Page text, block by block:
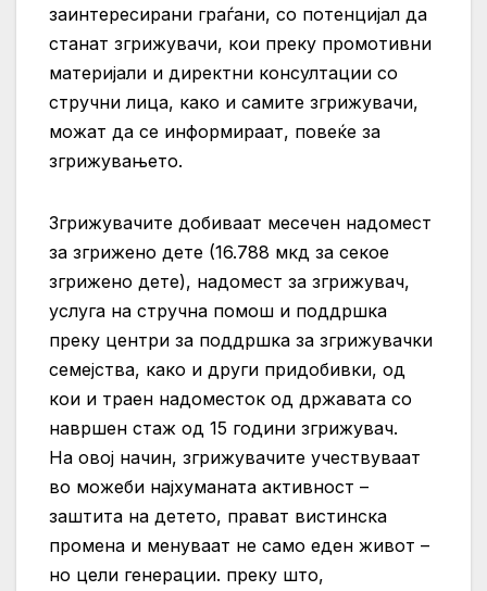
заинтересирани граѓани, со потенцијал да
станат згрижувачи, кои преку промотивни
материјали и директни консултации со
стручни лица, како и самите згрижувачи,
можат да се информираат, повеќе за
згрижувањето.
Згрижувачите добиваат месечен надомест
за згрижено дете (16.788 мкд за секое
згрижено дете), надомест за згрижувач,
услуга на стручна помош и поддршка
преку центри за поддршка за згрижувачки
семејства, како и други придобивки, од
кои и траен надоместок од државата со
навршен стаж од 15 години згрижувач.
На овој начин, згрижувачите учествуваат
во можеби најхуманата активност –
заштита на детето, прават вистинска
промена и менуваат не само еден живот –
но цели генерации. преку што,